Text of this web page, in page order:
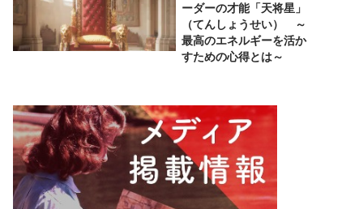
ーダーの才能「天将星」
（てんしょうせい） ～
最高のエネルギーを活か
すための心得とは～